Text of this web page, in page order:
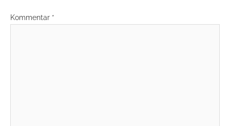
Kommentar *